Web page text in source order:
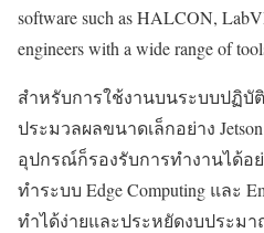
software such as HALCON,
engineers with a wide range of
สำหรับการใช้งานบนระบบปฏิบั
ประมวลผลขนาดเล็กอย่าง
อุปกรณ์ก็รองรับการทำงานได้อ
ทำระบบ Edge Computing และ
ทำได้ง่ายและประหยัดงบประม